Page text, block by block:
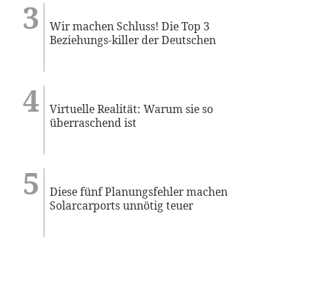
Wir machen Schluss! Die Top 3
Beziehungs-killer der Deutschen
Virtuelle Realität: Warum sie so
überraschend ist
Diese fünf Planungsfehler machen
Solarcarports unnötig teuer